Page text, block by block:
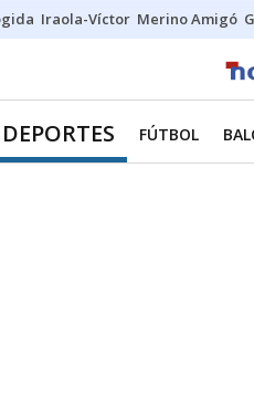
Iraola-Víctor Merino Amigó
FÚTBOL